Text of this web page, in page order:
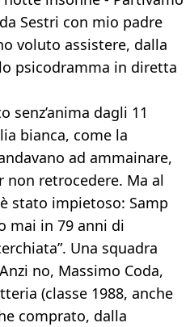
Sestri con mio padre
voluto assistere, dalla
psicodramma in diretta
senz’anima dagli 11
bianca, come la
ad ammainare,
non retrocedere. Ma al
stato impietoso: Samp
mai in 79 anni di
Una squadra
no, Massimo Coda,
(classe 1988, anche
comprato, dalla